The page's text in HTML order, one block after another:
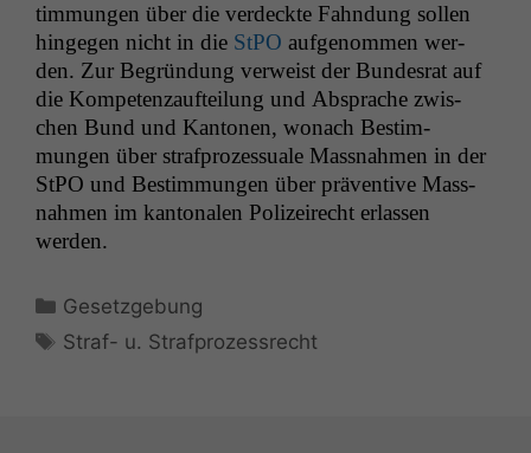
tim­mungen über die verdeck­te Fah­n­dung sollen
hinge­gen nicht in die StPO aufgenom­men wer­
den. Zur Begrün­dung ver­weist der Bun­desrat auf
die Kom­pe­ten­za­ufteilung und Absprache zwis­
chen Bund und Kan­to­nen, wonach Bes­tim­
mungen über straf­prozes­suale Mass­nah­men in der
StPO und Bes­tim­mungen über präven­tive Mass­
nah­men im kan­tonalen Polizeirecht erlassen
werden.
Kategorien
Gesetzgebung
Schlagwörter
Straf- u. Strafprozessrecht